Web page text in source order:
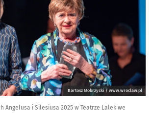
Bartosz Mokrzycki / www.wroclaw.pl
Angelusa i Silesiusa 2025 w Teatrze Lalek we